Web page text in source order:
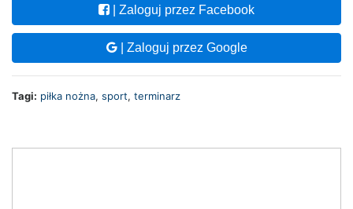
| Zaloguj przez Facebook
| Zaloguj przez Google
Tagi: piłka nożna, sport, terminarz